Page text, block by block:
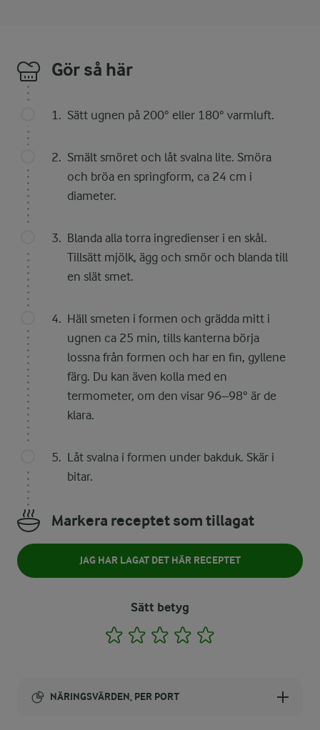
Gör så här
Sätt ugnen på 200° eller 180° varmluft.
Smält smöret och låt svalna lite. Smöra
och bröa en springform, ca 24 cm i
diameter.
Blanda alla torra ingredienser i en skål.
Tillsätt mjölk, ägg och smör och blanda till
en slät smet.
Häll smeten i formen och grädda mitt i
ugnen ca 25 min, tills kanterna börja
lossna från formen och har en fin, gyllene
färg. Du kan även kolla med en
termometer, om den visar 96–98° är de
klara.
Låt svalna i formen under bakduk. Skär i
bitar.
Markera receptet som tillagat
JAG HAR LAGAT DET HÄR RECEPTET
Sätt betyg
1 2 3 4
NÄRINGSVÄRDEN, PER PORT